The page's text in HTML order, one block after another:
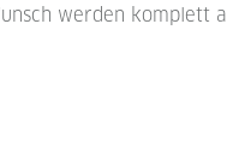
werden